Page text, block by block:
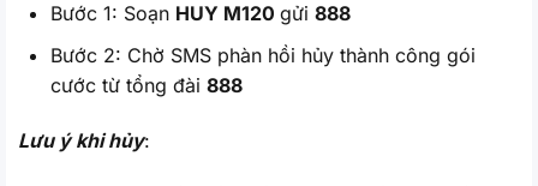
Bước 1: Soạn HUY M120gửi888
Bước 2: Chờ SMS phàn hồi hủy thành công gói
cước từ tổng đài888
Lưu ý khi hủy: